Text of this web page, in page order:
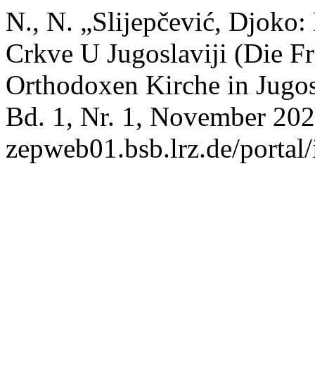
N., N. „Slijepčević, Djoko:
Crkve U Jugoslaviji (Die
Orthodoxen Kirche in
Bd. 1, Nr. 1, November
zepweb01.bsb.lrz.de/